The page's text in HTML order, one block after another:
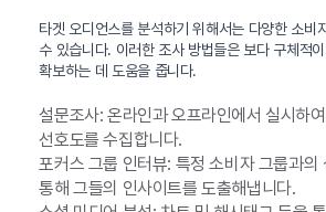
타겟 오디언스를 분석하기 위해서는 다양한 소비
수 있습니다. 이러한 조사 방법들은 보다 구체적
확보하는 데 도움을 줍니다.
설문조사: 온라인과 오프라인에서 실시하
선호도를 수집합니다.
포커스 그룹 인터뷰: 특정 소비자 그룹과의
통해 그들의 인사이트를 도출해냅니다.